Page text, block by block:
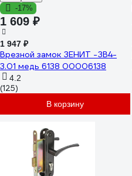
-17%
1 609 ₽
1 947 ₽
Врезной замок ЗЕНИТ -ЗВ4-
3.01 медь 6138 00006138
4.2
(125)
В корзину